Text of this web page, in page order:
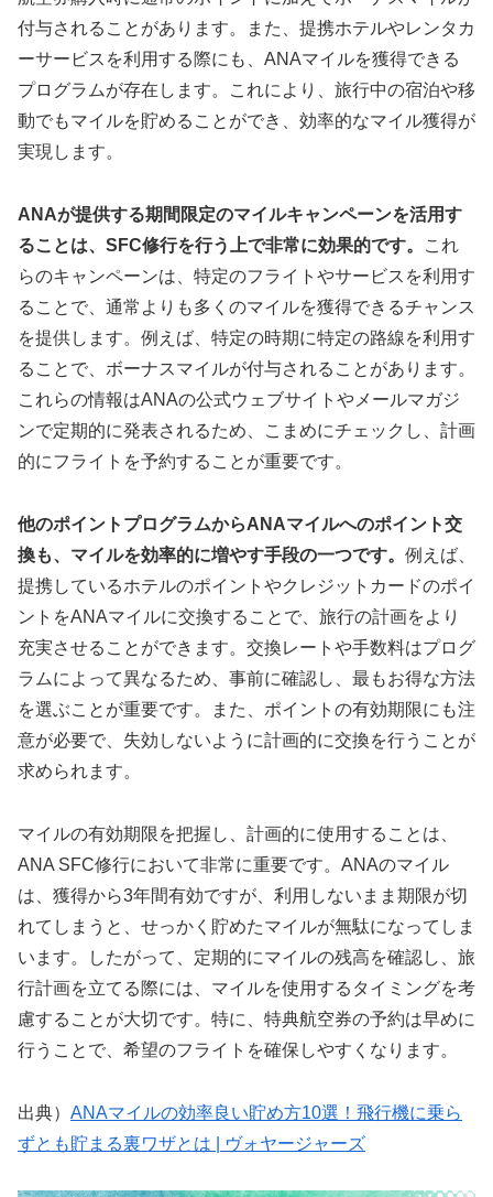
付与されることがあります。また、提携ホテルやレンタカ
ーサービスを利用する際にも、ANAマイルを獲得できる
プログラムが存在します。これにより、旅行中の宿泊や移
動でもマイルを貯めることができ、効率的なマイル獲得が
実現します。
ANAが提供する期間限定のマイルキャンペーンを活用す
ることは、SFC修行を行う上で非常に効果的です。
これ
らのキャンペーンは、特定のフライトやサービスを利用す
ることで、通常よりも多くのマイルを獲得できるチャンス
を提供します。例えば、特定の時期に特定の路線を利用す
ることで、ボーナスマイルが付与されることがあります。
これらの情報はANAの公式ウェブサイトやメールマガジ
ンで定期的に発表されるため、こまめにチェックし、計画
的にフライトを予約することが重要です。
他のポイントプログラムからANAマイルへのポイント交
換も、マイルを効率的に増やす手段の一つです。 例えば、
提携しているホテルのポイントやクレジットカードのポイ
ントをANAマイルに交換することで、旅行の計画をより
充実させることができます。交換レートや手数料はプログ
ラムによって異なるため、事前に確認し、最もお得な方法
を選ぶことが重要です。また、ポイントの有効期限にも注
意が必要で、失効しないように計画的に交換を行うことが
求められます。
マイルの有効期限を把握し、計画的に使用することは、
ANA SFC修行において非常に重要です。ANAのマイル
は、獲得から3年間有効ですが、利用しないまま期限が切
れてしまうと、せっかく貯めたマイルが無駄になってしま
います。したがって、定期的にマイルの残高を確認し、旅
行計画を立てる際には、マイルを使用するタイミングを考
慮することが大切です。特に、特典航空券の予約は早めに
行うことで、希望のフライトを確保しやすくなります。
出典） ANAマイルの効率良い貯め方10選！飛行機に乗ら
ずとも貯まる裏ワザとは | ヴォヤージャーズ